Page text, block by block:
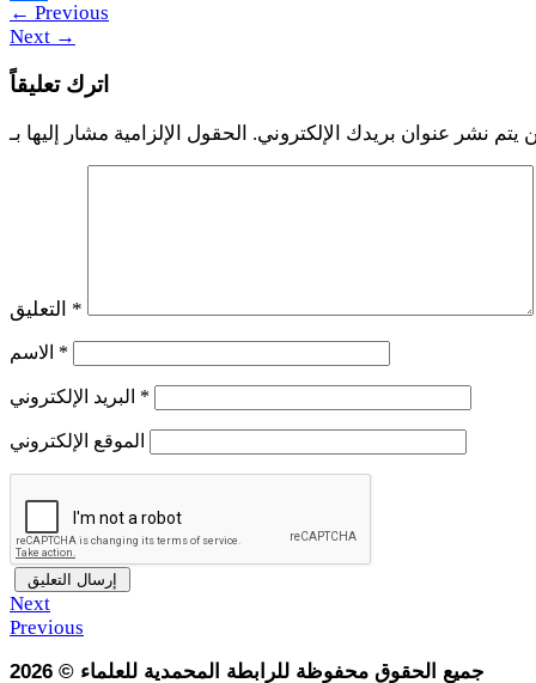
Share
← Previous
Next →
اترك تعليقاً
يتم نشر عنوان بريدك الإلكتروني.
*
*
*
الموقع الإلكتروني
Next
Previous
2026 © جميع الحقوق محفوظة للرابطة المحمدية للعلماء